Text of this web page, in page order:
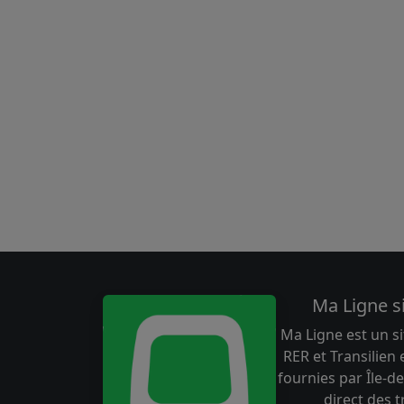
Ma Ligne
Ma Ligne est un
RER et
fournies par Île-
direct des